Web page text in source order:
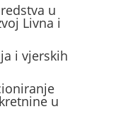
u
Livna i
i vjerskih
u